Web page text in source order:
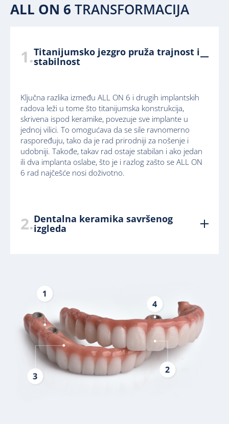
ALL ON 6 TRANSFORMACIJA
1.Titanijumsko jezgro pruža trajnost i
stabilnost
Ključna razlika između ALL ON 6 i drugih implantskih
radova leži u tome što titanijumska konstrukcija,
skrivena ispod keramike, povezuje sve implante u
jednoj vilici. To omogućava da se sile ravnomerno
raspoređuju, tako da je rad prirodniji za nošenje i
udobniji. Takođe, takav rad ostaje stabilan i ako jedan
ili dva implanta oslabe, što je i razlog zašto se ALL ON
6 rad najčešće nosi doživotno.
2.Dentalna keramika savršenog
izgleda